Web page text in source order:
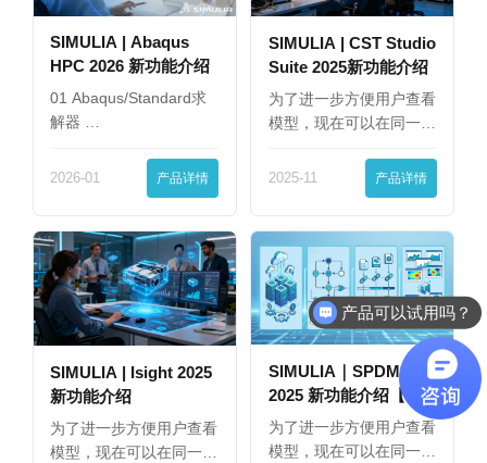
SIMULIA | Abaqus
HPC 2026 新功能介绍
01 Abaqus/Standard求
解器 …
2026-01 产品详情
SIMULIA | CST Studio
Suite 2025新功能介绍
为了进一步方便用户查看
模型，现在可以在同一
2025-11 产品详情
SIMULIA | Isight 2025
新功能介绍
为了进一步方便用户查看
模型，现在可以在同一
SIMULIA｜SPDM
2025 新功能介绍【下
篇】
为了进一步方便用户查看
模型，现在可以在同一
产品可以试用吗？